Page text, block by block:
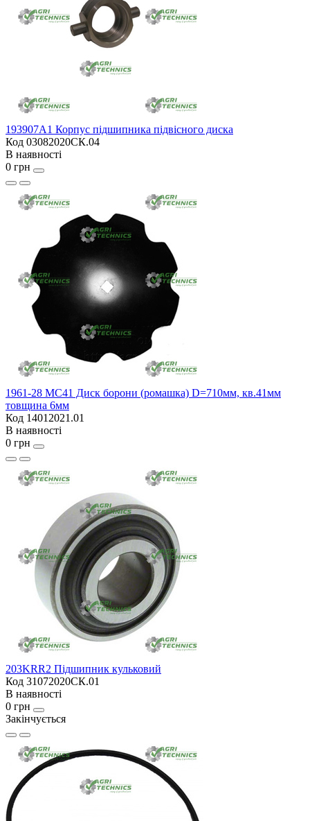
193907A1 Корпус підшипника підвісного диска
Код 03082020СК.04
В наявності
0 грн
1961-28 MC41 Диск борони (ромашка) D=710мм, кв.41мм
товщина 6мм
Код 14012021.01
В наявності
0 грн
203KRR2 Підшипник кульковий
Код 31072020СК.01
В наявності
0 грн
Закінчується